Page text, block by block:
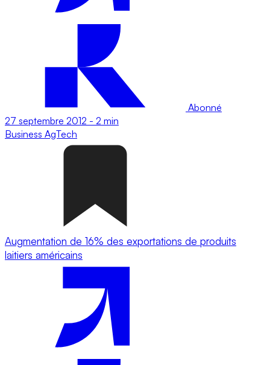
Abonné
27 septembre 2012 - 2 min
Business AgTech
Augmentation de 16% des exportations de produits
laitiers américains